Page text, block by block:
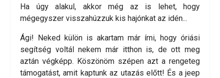
Ha úgy alakul, akkor még az is lehet, hogy
mégegyszer visszahúzzuk kis hajónkat az idén...
Ági! Neked külön is akartam már írni, hogy óriási
segítség voltál nekem már itthon is, de ott meg
aztán végképp. Köszönöm szépen azt a rengeteg
támogatást, amit kaptunk az utazás előtt! És a jeep